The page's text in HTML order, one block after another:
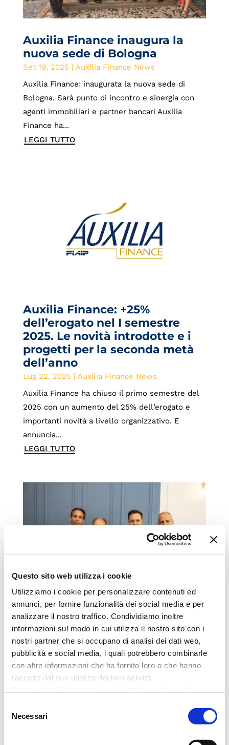
Questo sito web utilizza i cookie
Utilizziamo i cookie per personalizzare contenuti ed
annunci, per fornire funzionalità dei social media e per
analizzare il nostro traffico. Condividiamo inoltre
informazioni sul modo in cui utilizza il nostro sito con i
nostri partner che si occupano di analisi dei dati web,
pubblicità e social media, i quali potrebbero combinarle
con altre informazioni che ha fornito loro o che hanno
raccolto dal suo utilizzo dei loro servizi.
delNecessari
Auxilia Finance inaugura la
nuova sede di Bologna
Set 19, 2025 | Auxilia Finance News
Auxilia Finance: inaugurata la nuova sede di
Bologna. Sarà punto di incontro e sinergia con
agenti immobiliari e partner bancari Auxilia
Finance ha...
LEGGI TUTTO
Auxilia Finance: +25%
dell’erogato nel I semestre
2025. Le novità introdotte e i
progetti per la seconda metà
dell’anno
Lug 22, 2025 | Auxilia Finance News
Auxilia Finance ha chiuso il primo semestre del
2025 con un aumento del 25% dell’erogato e
importanti novità a livello organizzativo. E
annuncia...
LEGGI TUTTO
Nuovo Auxilia Point ad
Afragola
Giu 5, 2025|Auxilia Finance News
Inaugurato il nuovo Auxilia Point ad Afragola: un
LEGGI TUTTO